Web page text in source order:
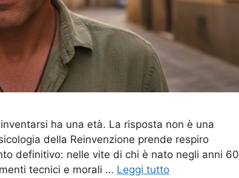
ha una età. La risposta non è una
della Reinvenzione prende respiro
definitivo: nelle vite di chi è nato negli anni 60
tecnici e morali … Leggi tutto